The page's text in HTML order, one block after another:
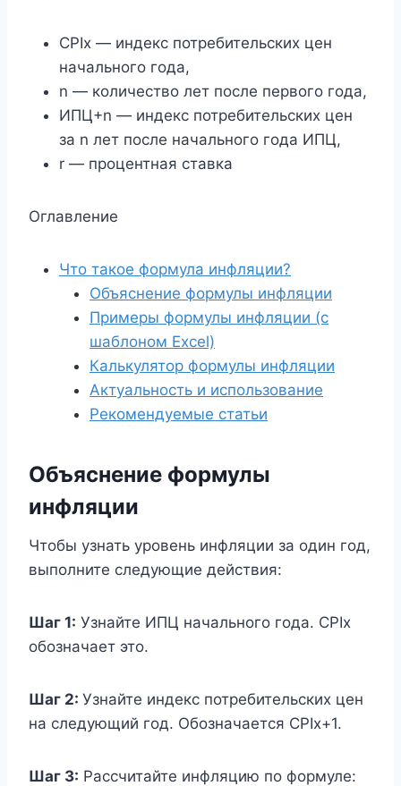
CPIx — индекс потребительских цен
начального года,
n — количество лет после первого года,
ИПЦ+n — индекс потребительских цен
за n лет после начального года ИПЦ,
r — процентная ставка
Оглавление
Что такое формула инфляции?
Объяснение формулы инфляции
Примеры формулы инфляции (с
шаблоном Excel)
Калькулятор формулы инфляции
Актуальность и использование
Рекомендуемые статьи
Объяснение формулы
инфляции
Чтобы узнать уровень инфляции за один год,
выполните следующие действия:
Шаг 1: Узнайте ИПЦ начального года. CPIx
обозначает это.
Шаг 2: Узнайте индекс потребительских цен
на следующий год. Обозначается CPIx+1.
Шаг 3: Рассчитайте инфляцию по формуле: